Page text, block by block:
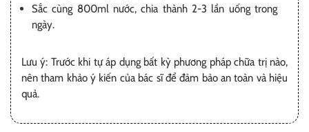
Sắc cùng 800ml nước, chia thành 2-3 lần uống trong
ngày.
Lưu ý: Trước khi tự áp dụng bất kỳ phương pháp chữa trị nào,
nên tham khảo ý kiến của bác sĩ để đảm bảo an toàn và hiệu
quả.